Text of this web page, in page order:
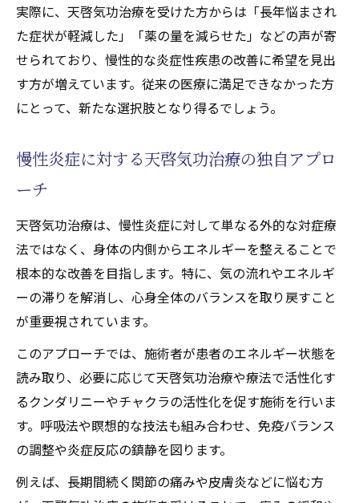
天啓気功治療や療法で活性化するクンダリ
ニー覚醒と心の安定の深い関係
天啓気功治療が推奨する瞑想や呼吸法
天啓気功治療や療法でのチャクラ活性化が炎症
体質を変える仕組み
天啓気功治療の連動効果
ラから整える炎症体質改善法
気の流れを促進し免疫異常を整える方法
天啓気功治療や療法で活性化するチャクラ
覚醒がもたらす心身の変化
天啓気功治療で実感できる症状緩和の実際
再発防止へ導く天啓気功治療や療法で活性化す
るクンダリニー実践のポイント
天啓気功治療と天啓気功治療や療法で活性
化するクンダリニー実践の重要性
寛解維持に効果的なセルフワーク手法
再発リスクを減らす天啓気功治療や療法で
実際に、天啓気功治療を受けた方からは「長年悩まされ
た症状が軽減した」「薬の量を減らせた」などの声が寄
せられており、慢性的な炎症性疾患の改善に希望を見出
す方が増えています。従来の医療に満足できなかった方
にとって、新たな選択肢となり得るでしょう。
慢性炎症に対する天啓気功治療の独自アプロ
ーチ
天啓気功治療は、慢性炎症に対して単なる外的な対症療
法ではなく、身体の内側からエネルギーを整えることで
根本的な改善を目指します。特に、気の流れやエネルギ
ーの滞りを解消し、心身全体のバランスを取り戻すこと
が重要視されています。
このアプローチでは、施術者が患者のエネルギー状態を
読み取り、必要に応じて天啓気功治療や療法で活性化す
るクンダリニーやチャクラの活性化を促す施術を行いま
す。呼吸法や瞑想的な技法も組み合わせ、免疫バランス
の調整や炎症反応の鎮静を図ります。
例えば、長期間続く関節の痛みや皮膚炎などに悩む方